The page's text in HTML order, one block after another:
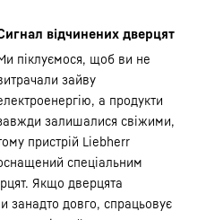
відчинених дверцят
піклуємося, щоб ви не
зайву
а продукти
залишалися свіжими,
пристрій Liebherr
спеціальним
Якщо дверцята
занадто довго, спрацьовує